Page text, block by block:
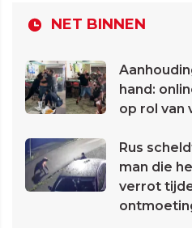
NET BINNEN
hand:
op rol van
Rus
man die
verrot